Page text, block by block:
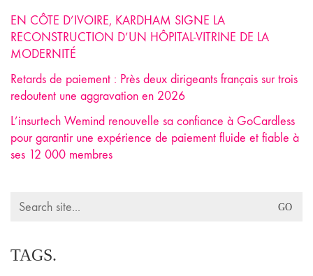
EN CÔTE D’IVOIRE, KARDHAM SIGNE LA
RECONSTRUCTION D’UN HÔPITAL-VITRINE DE LA
MODERNITÉ
Retards de paiement : Près deux dirigeants français sur trois
redoutent une aggravation en 2026
L’insurtech Wemind renouvelle sa confiance à GoCardless
pour garantir une expérience de paiement fluide et fiable à
ses 12 000 membres
Search
TAGS.